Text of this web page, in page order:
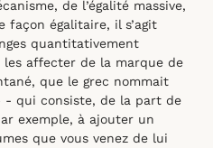
de l’égalité massive,
façon égalitaire, il s’agit
quantitativement
affecter de la marque de
que le grec nommait
- qui consiste, de la part de
exemple, à ajouter un
que vous venez de lui